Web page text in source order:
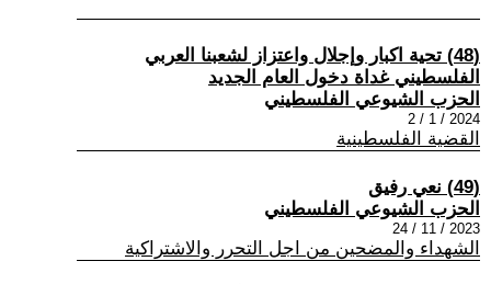
(48) تحية اكبار وإجلال واعتزاز لشعبنا العربي
الفلسطيني غداة دخول العام الجديد
الحزب الشيوعي الفلسطيني
2024 / 1 / 2
القضية الفلسطينية
(49) نعي رفيق
الحزب الشيوعي الفلسطيني
2023 / 11 / 24
الشهداء والمضحين من اجل التحرر والاشتراكية